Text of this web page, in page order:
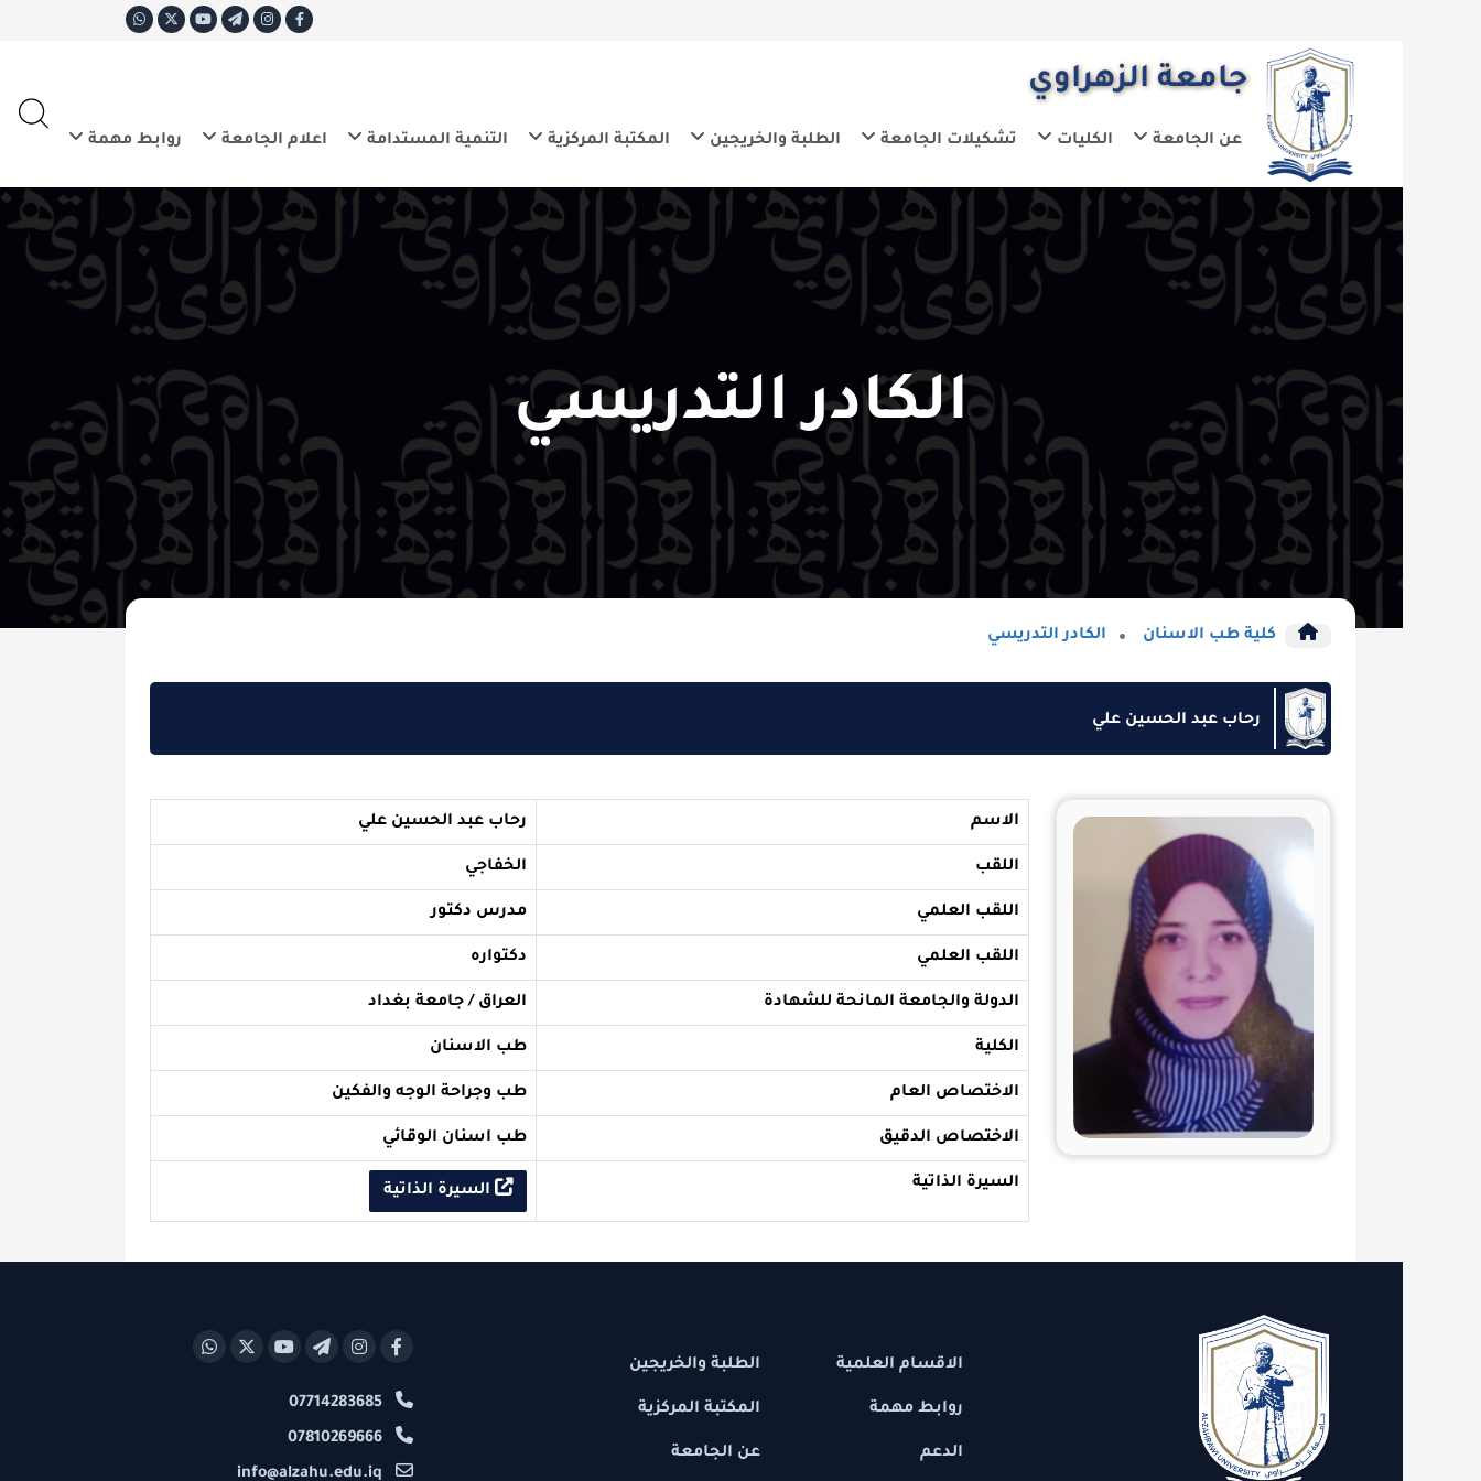
جامعة الزهراوي
عن الجامعة الكليات تشكيلات الجامعة الطلبة والخريجين المكتبة المركزية التنمية المستدامة اعلام الجامعة روابط مهمة
E
الكادر التدريسي
كلية طب الاسنان الكادر التدريسي
رحاب عبد الحسين علي
الاسم رحاب عبد الحسين علي
اللقب العلمي مدرس دكتور
اللقب العلمي
الدولة والجامعة المانحة للشهادة العراق / جامعة بغداد
الكلية طب الاسنان
الاختصاص العام طب وجراحة الوجه والفكين
الاختصاص الدقيق طب اسنان الوقائي
السيرة الذاتية السيرة الذاتية
الاقسام العلمية
روابط مهمة
الطلبة والخريجين
المكتبة المركزية
عن الجامعة
07714283685
07810269666
info@alzahu.edu.iq